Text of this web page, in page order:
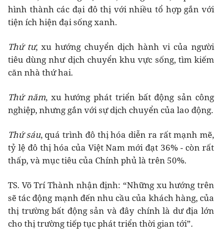
hình thành các đại đô thị với nhiều tổ hợp gắn với
tiện ích hiện đại sống xanh.
Thứ tư, xu hướng chuyển dịch hành vi của người
tiêu dùng như dịch chuyển khu vực sống, tìm kiếm
căn nhà thứ hai.
Thứ năm, xu hướng phát triển bất động sản công
nghiệp, nhưng gắn với sự dịch chuyển của lao động.
Thứ sáu, quá trình đô thị hóa diễn ra rất mạnh mẽ,
tỷ lệ đô thị hóa của Việt Nam mới đạt 36% - còn rất
thấp, và mục tiêu của Chính phủ là trên 50%.
TS. Võ Trí Thành nhận định: “Những xu hướng trên
sẽ tác động mạnh đến nhu cầu của khách hàng, của
thị trường bất động sản và đây chính là dư địa lớn
cho thị trường tiếp tục phát triển thời gian tới”.